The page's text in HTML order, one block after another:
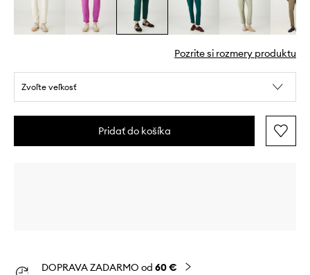
Pozrite si rozmery produktu
Zvoľte veľkosť
Pridať do košíka
DOPRAVA ZADARMO od 60 €